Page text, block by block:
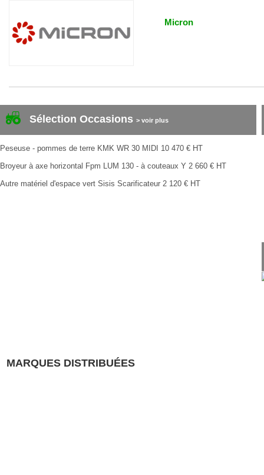
Micron
Sélection Occasions > voir plus
Peseuse - pommes de terre KMK WR 30 MIDI 10 470 € HT
Broyeur à axe horizontal Fpm LUM 130 - à couteaux Y 2 660 € HT
Autre matériel d'espace vert Sisis Scarificateur 2 120 € HT
MARQUES DISTRIBUÉES